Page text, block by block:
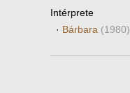
Intérprete
· Bárbara (1980)